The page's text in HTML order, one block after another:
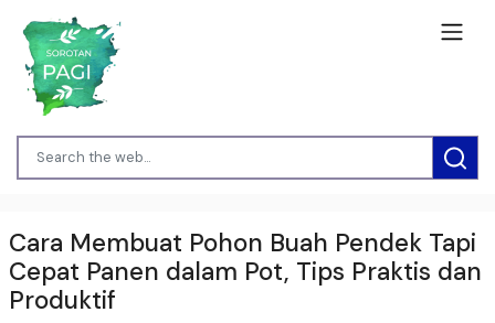
Cara Membuat Pohon Buah Pendek Tapi
Cepat Panen dalam Pot, Tips Praktis dan
Produktif